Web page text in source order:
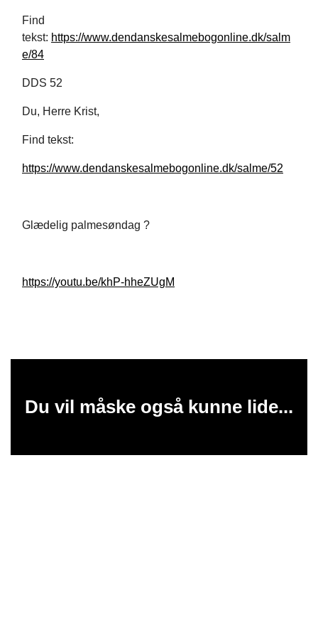
Find
tekst: https://www.dendanskesalmebogonline.dk/salm
e/84
DDS 52
Du, Herre Krist,
Find tekst:
https://www.dendanskesalmebogonline.dk/salme/52
Glædelig palmesøndag ?
https://youtu.be/khP-hheZUgM
Du vil måske også kunne lide...